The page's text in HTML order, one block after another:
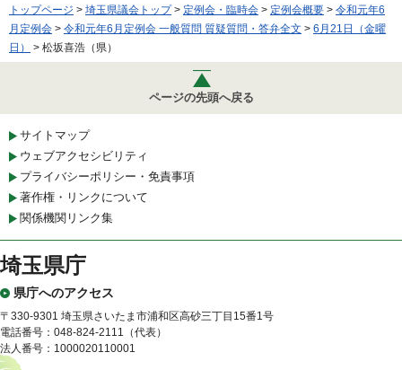
トップページ > 埼玉県議会トップ> 定例会・臨時会 > 定例会概要 > 令和元年6
月定例会 > 令和元年6月定例会 一般質問 質疑質問・答弁全文 > 6月21日（金曜
日）
> 松坂喜浩（県）
ページの先頭へ戻る
サイトマップ
ウェブアクセシビリティ
プライバシーポリシー・免責事項
著作権・リンクについて
関係機関リンク集
埼玉県庁
県庁へのアクセス
〒330-9301 埼玉県さいたま市浦和区高砂三丁目15番1号
電話番号：048-824-2111（代表）
法人番号：1000020110001